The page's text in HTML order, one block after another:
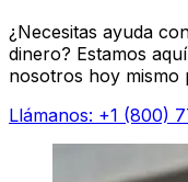
¿Necesitas ayuda
dinero? Estamos
nosotros hoy mismo
Llámanos: +1 (800)